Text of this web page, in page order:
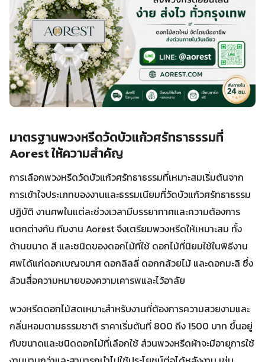
มาตรฐานพวงหรีดวัดบัวแก้วศรัทธาธรรมที่
Aorest ให้ความสำคัญ
การเลือกพวงหรีดวัดบัวแก้วศรัทธาธรรมที่เหมาะสมเริ่มต้นจาก
การเข้าใจประเภทของงานและธรรมเนียมที่วัดบัวแก้วศรัทธาธรรม
ปฏิบัติ งานศพในแต่ละช่วงเวลามีบรรยากาศและความต้องการ
แตกต่างกัน ทีมงาน Aorest จึงเตรียมพวงหรีดให้เหมาะสม ทั้ง
ด้านขนาด สี และชนิดของดอกไม้ที่ใช้ ดอกไม้ที่นิยมใช้ในพิธีงาน
ศพได้แก่ดอกเบญจมาศ ดอกลิลลี่ ดอกกล้วยไม้ และดอกมะลิ ซึ่ง
ล้วนสื่อความหมายของความเคารพและไว้อาลัย
พวงหรีดดอกไม้สดเหมาะสำหรับงานที่ต้องการความสวยงามและ
กลิ่นหอมตามธรรมชาติ ราคาเริ่มต้นที่ 800 ถึง 1500 บาท ขึ้นอยู่
กับขนาดและชนิดดอกไม้ที่เลือกใช้ ส่วนพวงหรีดผ้าจะมีอายุการใช้